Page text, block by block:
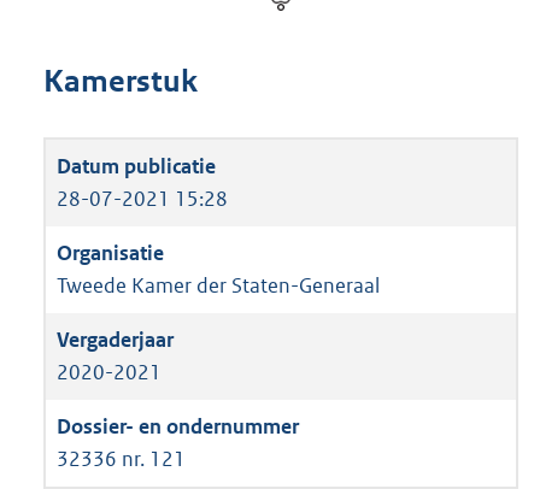
Kamerstuk
28-07-2021 15:28
Tweede Kamer der Staten-Generaal
2020-2021
32336 nr. 121